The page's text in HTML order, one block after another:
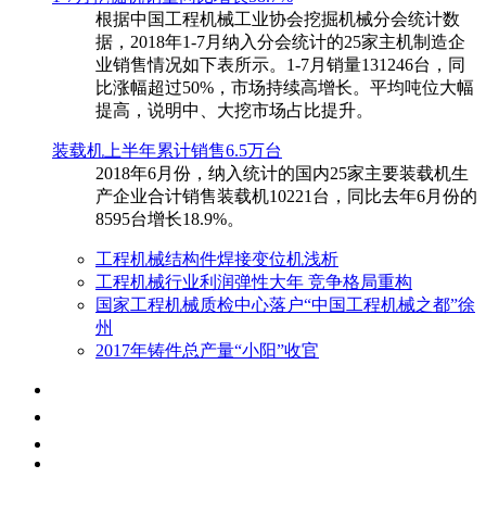
根据中国工程机械工业协会挖掘机械分会统计数
据，2018年1-7月纳入分会统计的25家主机制造企
业销售情况如下表所示。1-7月销量131246台，同
比涨幅超过50%，市场持续高增长。平均吨位大幅
提高，说明中、大挖市场占比提升。
装载机上半年累计销售6.5万台
​2018年6月份，纳入统计的国内25家主要装载机生
产企业合计销售装载机10221台，同比去年6月份的
8595台增长18.9%。
工程机械结构件焊接变位机浅析
工程机械行业利润弹性大年 竞争格局重构
国家工程机械质检中心落户“中国工程机械之都”徐
州
2017年铸件总产量“小阳”收官